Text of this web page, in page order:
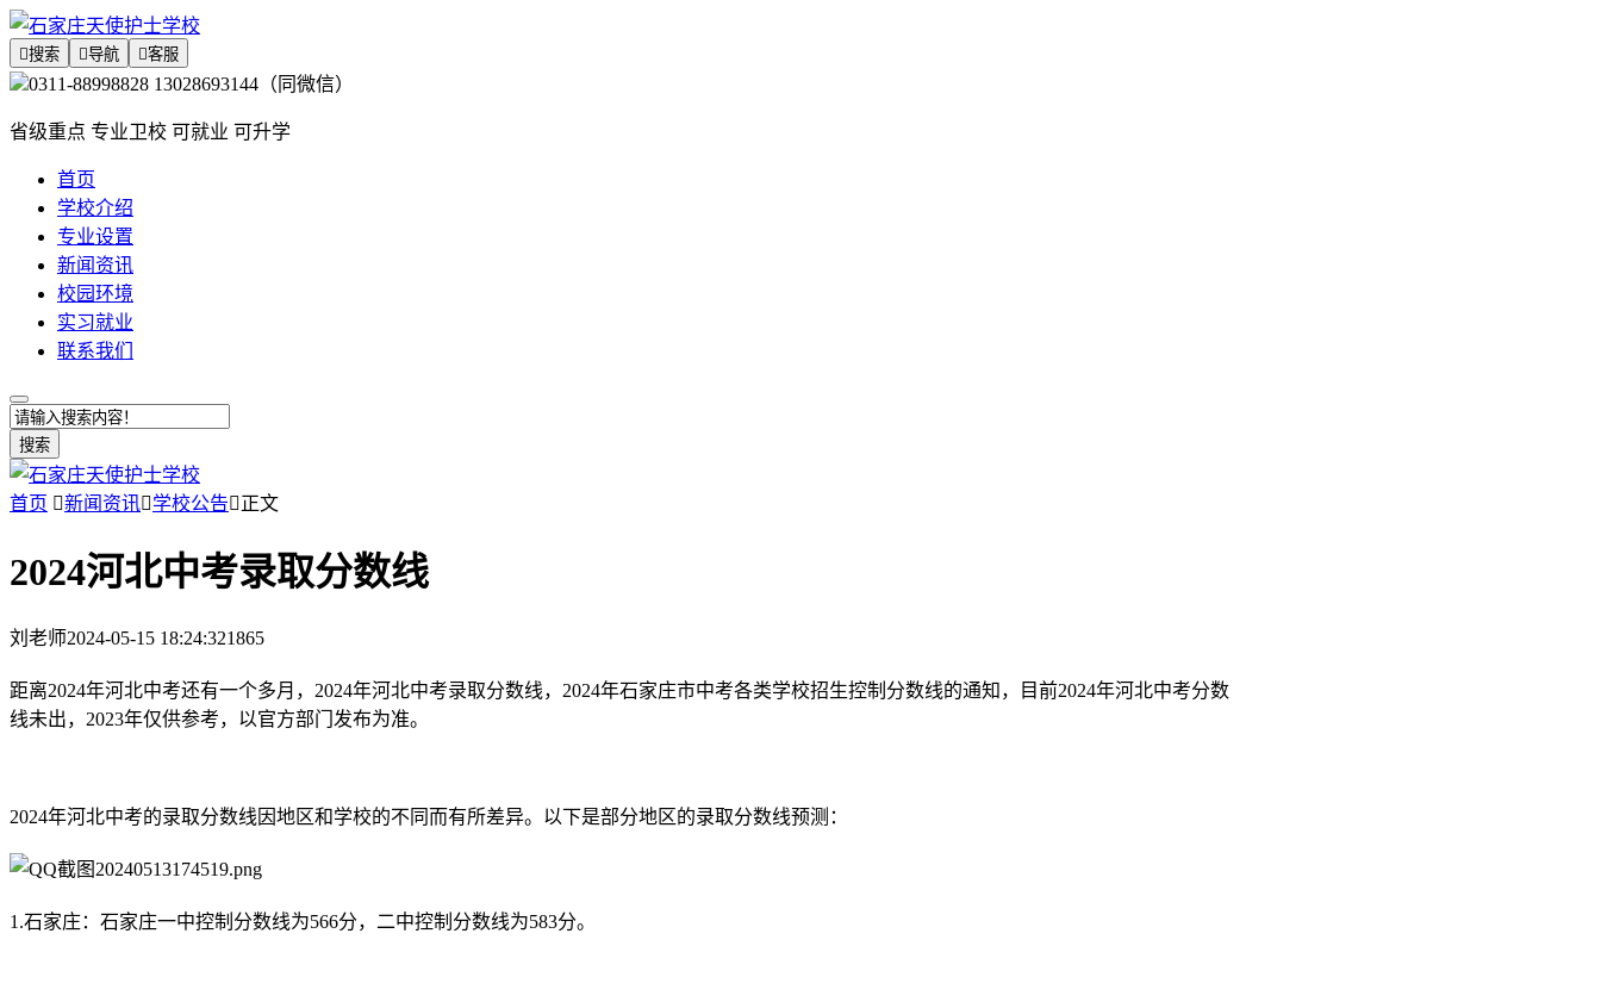
搜索 导航 客服
0311-88998828 13028693144（同微信）
省级重点 专业卫校 可就业 可升学
首页
学校介绍
专业设置
新闻资讯
校园环境
实习就业
联系我们
搜索
首页 新闻资讯学校公告正文
2024河北中考录取分数线
刘老师2024-05-15 18:24:321865
距离2024年河北中考还有一个多月，2024年河北中考录取分数线，2024年石家庄市中考各类学校招生控制分数线的通知，目前2024年河北中考分数
线未出，2023年仅供参考，以官方部门发布为准。
2024年河北中考的录取分数线因地区和学校的不同而有所差异。以下是部分地区的录取分数线预测：
1.石家庄：石家庄一中控制分数线为566分，二中控制分数线为583分。